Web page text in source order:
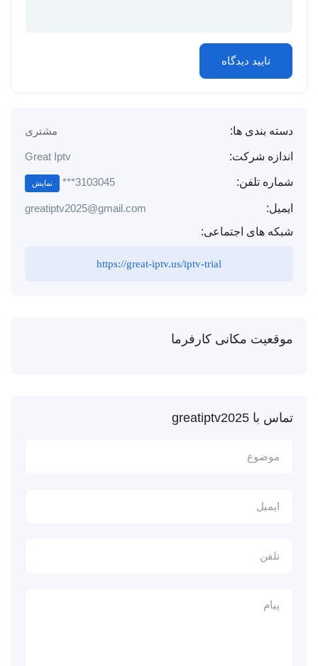
دسته بندی ها: مشتری
اندازه شرکت: Great Iptv
شماره تلفن: 3103045*** نمایش
ایمیل:
greatiptv2025@gmail.com
شبکه های اجتماعی:
https://great-iptv.us/iptv-trial
موقعیت مکانی کارفرما
تماس با greatiptv2025